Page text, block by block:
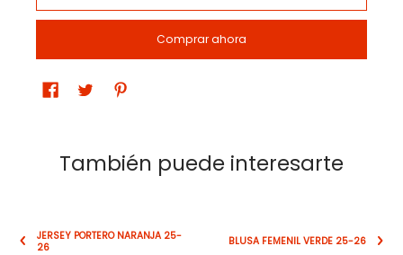
Comprar ahora
También puede interesarte
JERSEY PORTERO NARANJA 25-
26
BLUSA FEMENIL VERDE 25-26